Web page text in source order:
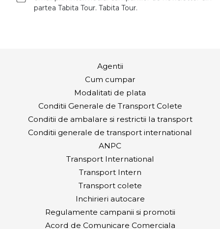
partea Tabita Tour. Tabita Tour.
Agentii
Cum cumpar
Modalitati de plata
Conditii Generale de Transport Colete
Conditii de ambalare si restrictii la transport
Conditii generale de transport international
ANPC
Transport International
Transport Intern
Transport colete
Inchirieri autocare
Regulamente campanii si promotii
Acord de Comunicare Comerciala